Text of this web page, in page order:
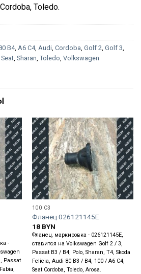
Toledo.
B4, A6 C4, Audi Cordoba Golf 2 Golf 3
Seat Sharan Toledo Volkswagen
-
Passat
100 C3
Фланец 026121145E
18 BYN
Фланец, маркировка - 026121145E,
ставится на Volkswagen Golf 2 / 3,
Passat B3 / B4, Polo, Sharan, T4, Skoda
Felicia, Audi 80 B3 / B4, 100 / A6 C4,
Seat Cordoba, Toledo, Arosa.